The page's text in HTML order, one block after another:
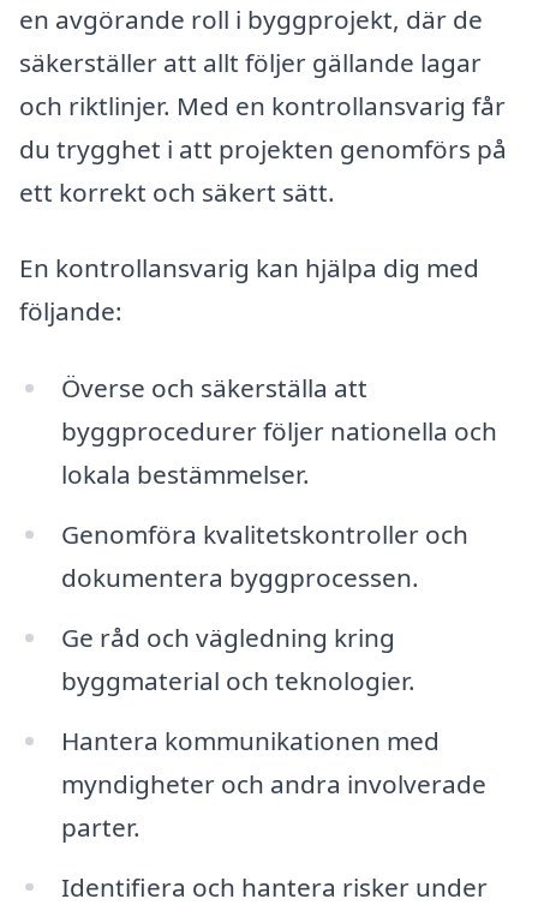
en avgörande roll i byggprojekt, där de
säkerställer att allt följer gällande lagar
och riktlinjer. Med en kontrollansvarig får
du trygghet i att projekten genomförs på
ett korrekt och säkert sätt.
En kontrollansvarig kan hjälpa dig med
följande:
Överse och säkerställa att
byggprocedurer följer nationella och
lokala bestämmelser.
Genomföra kvalitetskontroller och
dokumentera byggprocessen.
Ge råd och vägledning kring
byggmaterial och teknologier.
Hantera kommunikationen med
myndigheter och andra involverade
parter.
Identifiera och hantera risker under